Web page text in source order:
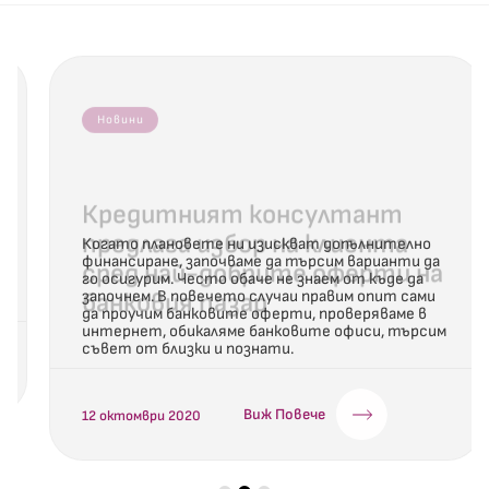
Кредитният консултант
банковия пазар
Когато плановете ни изискват допълнително
финансиране, започваме да търсим варианти да
го осигурим. Често обаче не знаем от къде да
започнем. В повечето случаи правим опит сами
да проучим банковите оферти, проверяваме в
интернет, обикаляме банковите офиси, търсим
съвет от близки и познати.
12 октомври 2020 Виж Повече